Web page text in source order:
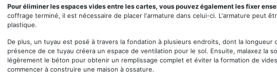
Pour éliminer les espaces vides entre les cartes, vous pouvez également les fixer
coffrage terminé, il est nécessaire de placer l'armature dans celui-ci. L'armature peut
plastique.
De plus, un tuyau est posé à travers la fondation à plusieurs endroits, dont la longueur
présence de ce tuyau créera un espace de ventilation pour le sol. Ensuite, malaxez la
légèrement le béton pour obtenir un remplissage complet et éviter la formation de
commencer à construire une maison à ossature.